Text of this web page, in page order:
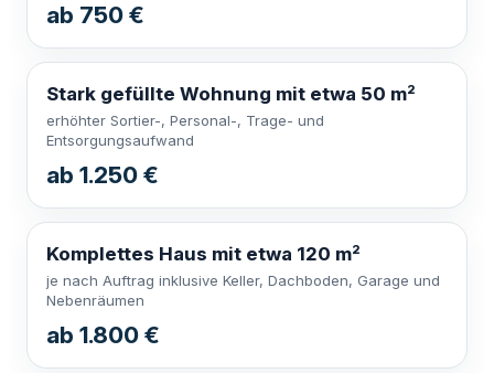
ab 750 €
Stark gefüllte Wohnung mit etwa 50 m²
erhöhter Sortier-, Personal-, Trage- und
Entsorgungsaufwand
ab 1.250 €
Komplettes Haus mit etwa 120 m²
je nach Auftrag inklusive Keller, Dachboden, Garage und
Nebenräumen
ab 1.800 €